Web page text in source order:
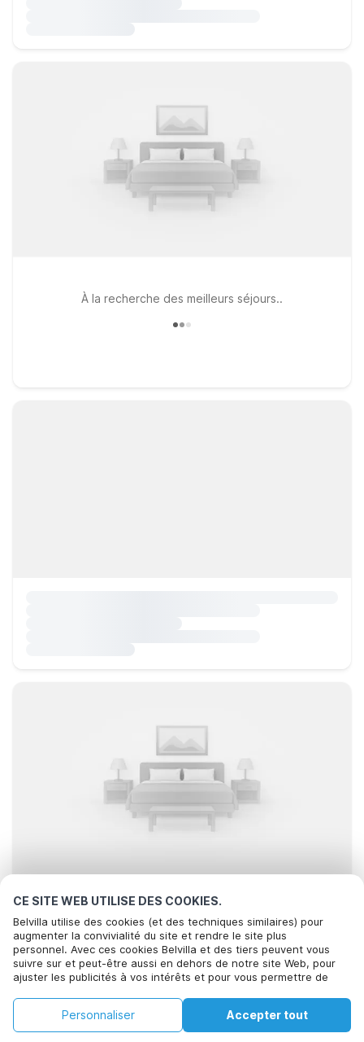
CE SITE WEB UTILISE DES COOKIES.
Belvilla utilise des cookies (et des techniques similaires) pour
augmenter la convivialité du site et rendre le site plus
personnel. Avec ces cookies Belvilla et des tiers peuvent vous
suivre sur et peut-être aussi en dehors de notre site Web, pour
ajuster les publicités à vos intérêts et pour vous permettre de
Accepter, vous acceptez de le faire. Plus d'informations peuvent
être trouvées dans notre
politique de cookie.
Accepter tout
Personnaliser
À la recherche des meilleurs séjours..
À la recherche des meilleurs séjours..
Carte
Filtrer